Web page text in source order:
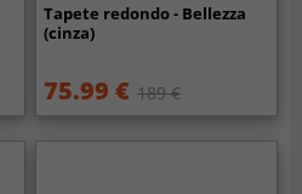
Tapete redondo - Bellezza
(cinza)
75.99 € 189 €